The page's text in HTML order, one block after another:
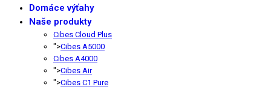
Domáce výťahy
Naše produkty
Cibes Cloud Plus
">Cibes A5000
Cibes A4000
">Cibes Air
">Cibes C1 Pure